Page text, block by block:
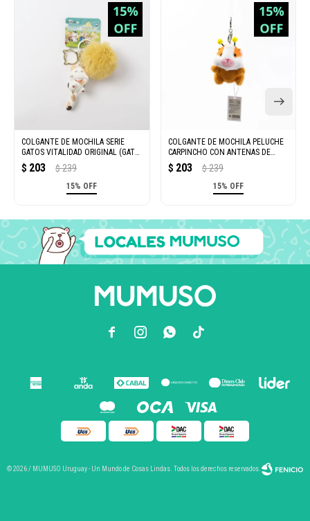
COLGANTE DE MOCHILA SERIE
GATOS VITALIDAD ORIGINAL (GATO
CAREY)
$ 203 $ 239
15% OFF
COLGANTE DE MOCHILA PELUCHE
CARPINCHO CON ANTENAS DE
ABEJA
$ 203 $ 239
15% OFF
  
© 2026 / MUMUSO Uruguay - Un Mundo de Cosas Lindas. Todos los derechos reservados.